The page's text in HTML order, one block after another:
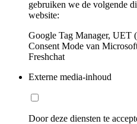
gebruiken we de volgende
website:
Google Tag Manager, UET
Consent Mode van
Freshchat
Externe media-inhoud
Door deze diensten te